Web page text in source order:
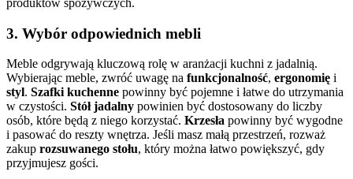
3. Wybór odpowiednich mebli
Meble odgrywają kluczową rolę w aranżacji kuchni z jadalnią.
Wybierając meble, zwróć uwagę na funkcjonalność, ergonomię i
styl. Szafki kuchenne powinny być pojemne i łatwe do utrzymania
w czystości. Stół jadalny powinien być dostosowany do liczby
osób, które będą z niego korzystać. Krzesła powinny być wygodne
i pasować do reszty wnętrza. Jeśli masz małą przestrzeń, rozważ
zakup rozsuwanego stołu, który można łatwo powiększyć, gdy
przyjmujesz gości.